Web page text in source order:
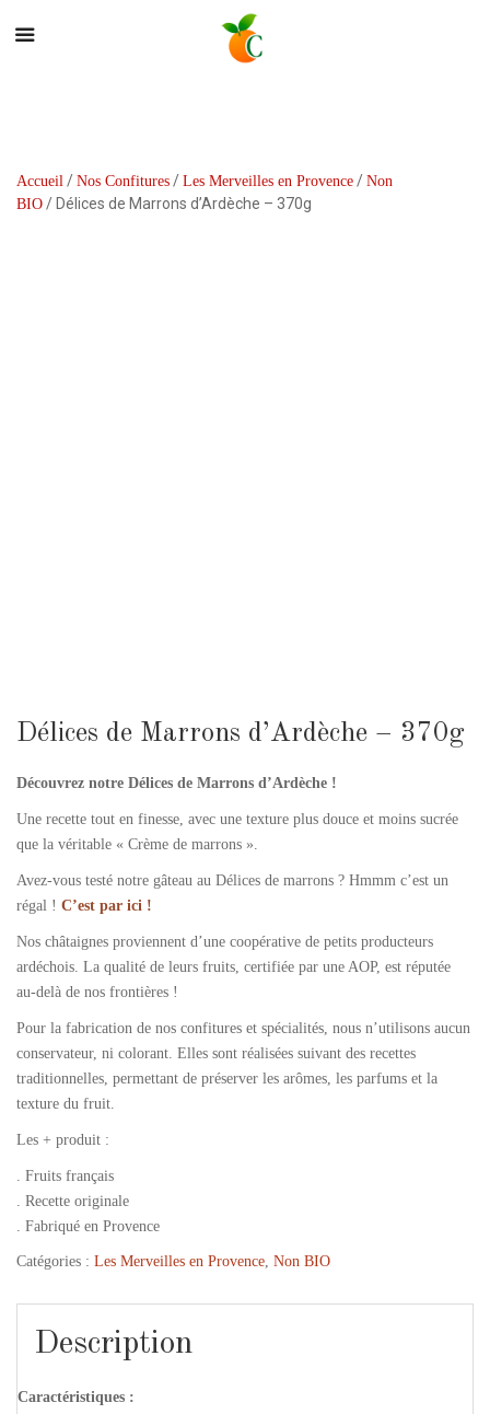
Accueil / Nos Confitures / Les Merveilles en Provence / Non
BIO / Délices de Marrons d’Ardèche – 370g
Délices de Marrons d’Ardèche – 370g
Découvrez notre Délices de Marrons d’Ardèche !
Une recette tout en finesse, avec une texture plus douce et moins sucrée
que la véritable « Crème de marrons ».
Avez-vous testé notre gâteau au Délices de marrons ? Hmmm c’est un
régal ! C’est par ici !
Nos châtaignes proviennent d’une coopérative de petits producteurs
ardéchois. La qualité de leurs fruits, certifiée par une AOP, est réputée
au-delà de nos frontières !
Pour la fabrication de nos confitures et spécialités, nous n’utilisons aucun
conservateur, ni colorant. Elles sont réalisées suivant des recettes
traditionnelles, permettant de préserver les arômes, les parfums et la
texture du fruit.
Les + produit :
. Fruits français
. Recette originale
. Fabriqué en Provence
Catégories : Les Merveilles en Provence, Non BIO
Description
Caractéristiques :